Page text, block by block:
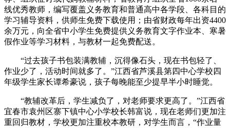
线优秀教师，编写覆盖义务教育和普通高中各学段、各科目的
学习辅导资料，供师生免费下载使用；由省财政每年出资4400
余万元，向全省中小学生免费提供义务教育文字作业本、寒暑
假作业等学习材料，与教材一起免费配送。
“过去孩子书包装满教辅，沉得像石头，现在书包轻了、
作业少了，活动时间就多了。”江西省芦溪县第四中心学校四
年级学生家长谭希豪说，孩子每晚能至少提早半小时睡觉。
“教辅改革后，学生减负了，对老师要求更高了。”江西省
宜春市袁州区寨下镇中心小学校长韩富说，现在老师们更加注
重回归教材，学校更加注重校本教研，对学生而言，“作业量